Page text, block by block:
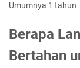
Umumnya 1 tahun
Berapa
Bertahan